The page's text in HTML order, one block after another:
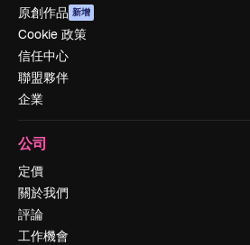
原創作品 新增
Cookie 政策
信任中心
聯盟夥伴
企業
公司
定價
關於我們
評論
工作機會